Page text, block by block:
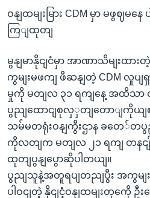
ဝနျထမျးမြား CDM မှာ မဖွဈမန
ကြျထုတျ
မွနျမာနိုငျငံမှာ အာဏာသိမျးထ
ကွမျးမဖကျ ဖီဆနျတဲ့ CDM လှုပျရှ
မှုကို မတျလ ၃၁ ရကျနေ့ အထိသာ
ပွညျထောငျစုလှှတျတောျကိုယျစ
သမ်မတရုံးဝနျကွီးဌာန ခတေ်တပွည
ကိုလတျက မတျလ ၂၁ ရကျ တနင
ထုတျပွနျပွောဆိုပါတယျ။
ပွညျသူနဲ့အတူရပျတညျပွီး အကွမျး
ပါဝငျတဲ့ နိုငျငံ့ဝနျထမျးတှကေို ဦ